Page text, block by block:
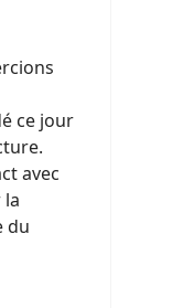
ce jour
avec
du